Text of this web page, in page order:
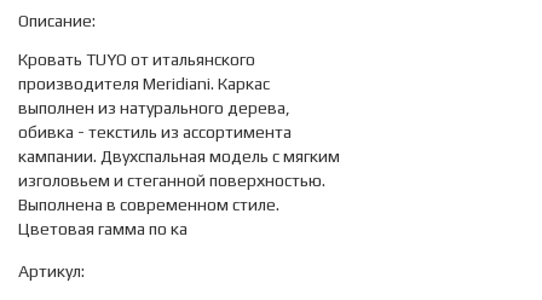
Описание:
Кровать TUYO от итальянского
производителя Meridiani. Каркас
выполнен из натурального дерева,
обивка - текстиль из ассортимента
кампании. Двухспальная модель с мягким
изголовьем и стеганной поверхностью.
Выполнена в современном стиле.
Цветовая гамма по ка
Артикул: